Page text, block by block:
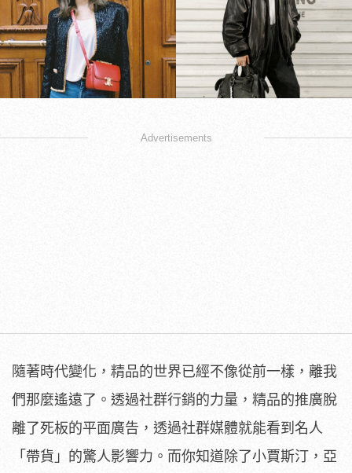
Advertisements
隨著時代變化，精品的世界已經不像從前一樣，離我
們那麼遙遠了。透過社群行銷的力量，精品的推廣脫
離了死板的平面廣告，透過社群媒體就能看到名人
「帶貨」的驚人影響力。而你知道除了小賈斯汀，亞